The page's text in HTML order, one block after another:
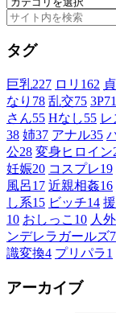
タグ
巨乳227 ロリ 162
なり 78 乱交75 3P71
さん55 Hなし55 レ
38 姉37 アナル35
公28 変身ヒロイン
妊娠20 コスプレ19
風呂17 近親相姦16
し系15 ビッチ14
10 おしっこ 10 人外
ンデレラガールズ7
識変換4 プリパラ1
アーカイブ